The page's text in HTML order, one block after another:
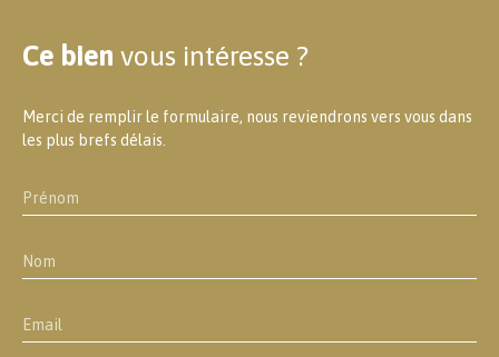
Ce bien vous intéresse ?
Merci de remplir le formulaire, nous reviendrons vers vous dans
les plus brefs délais.
Prénom
Nom
Email